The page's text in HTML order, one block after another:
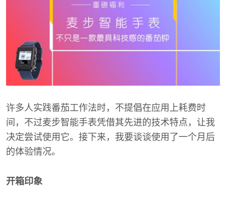
许多人实践番茄工作法时，不提倡在应用上耗费时
间，不过麦步智能手表凭借其先进的技术特点，让我
决定尝试使用它。接下来，我要谈谈使用了一个月后
的体验情况。
开箱印象